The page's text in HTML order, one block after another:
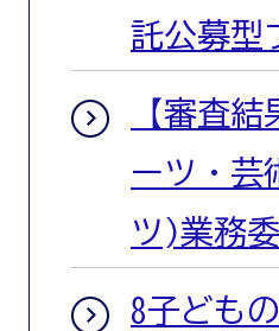
託公募型
【審査
ーツ・芸
ツ)業務
8子ども